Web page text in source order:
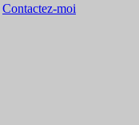
Contactez-moi